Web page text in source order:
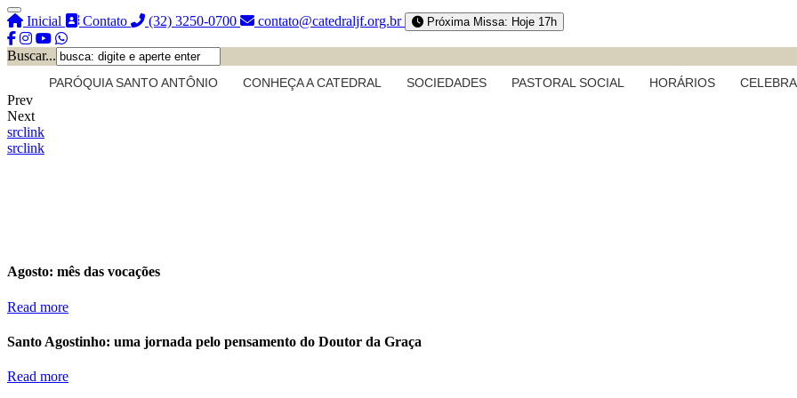
Inicial Contato (32) 3250-0700 contato@catedraljf.org.br Próxima Missa: Hoje 17h
Buscar...
PARÓQUIA SANTO ANTÔNIO CONHEÇA A CATEDRAL SOCIEDADES PASTORAL SOCIAL HORÁRIOS
Prev
Next
srclink
srclink
Agosto: mês das vocações
Read more
Santo Agostinho: uma jornada pelo pensamento do Doutor da Graça
Read more